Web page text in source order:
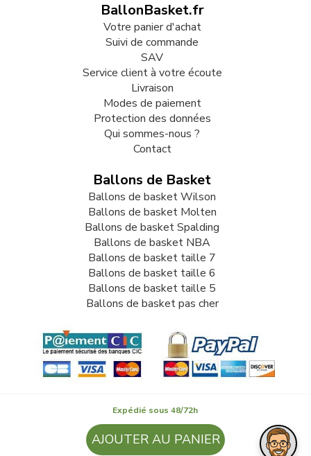
Expédié sous 48/72h
AJOUTER AU PANIER
BallonBasket.fr
Votre panier d'achat
Suivi de commande
SAV
Service client à votre écoute
Livraison
Modes de paiement
Protection des données
Qui sommes-nous ?
Contact
Ballons de Basket
Ballons de basket Wilson
Ballons de basket Molten
Ballons de basket Spalding
Ballons de basket NBA
Ballons de basket taille 7
Ballons de basket taille 6
Ballons de basket taille 5
Ballons de basket pas cher
© 2009-2026 LB82. Tous droits réservés - ballonbasket.fr -
SARL LB 82 - 13 Rue Louis Delage 44360 VIGNEUX DE